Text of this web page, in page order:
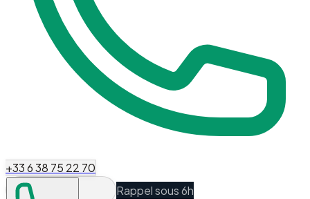
+33 6 38 75 22 70
Rappel sous 6h